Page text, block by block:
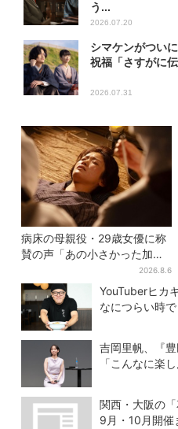
う...
2026.07.20
シマケンがつい
祝福「さすがに
2026.07.31
病床の母親役・29歳女優に称
賛の声「あの小さかった加恋
ちゃんが…」朝ドラ視聴者し
みじみ
2026.8.6
YouTuberヒカ
なにつらい時
吉岡里帆、『
「こんなに楽
関西・大阪の
9月・10月開催